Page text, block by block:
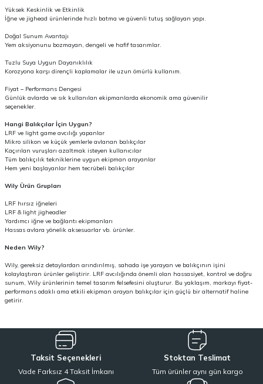
Yüksek Keskinlik ve Etkinlik
İğne ve jighead ürünlerinde hızlı batma ve güvenli tutuş sağlayan yapı.
Doğal Sunum Avantajı
Yem aksiyonunu bozmayan, dengeli ve hafif tasarımlar.
Tuzlu Suya Uygun Dayanıklılık
Korozyona karşı dirençli kaplamalar ile uzun ömürlü kullanım.
Fiyat – Performans Dengesi
Günlük avlarda ve sık kullanılan ekipmanlarda ekonomik ama güvenilir
seçenekler.
Hangi Balıkçılar İçin Uygun?
LRF ve light game avcılığı yapanlar
Mikro silikon ve küçük yemlerle avlanan balıkçılar
Kaçırılan vuruşları azaltmak isteyen kullanıcılar
Tüm balıkçılık tekniklerine uygun ekipman arayanlar
Hem yeni başlayanlar hem tecrübeli balıkçılar
Wily Ürün Grupları
LRF hırsız iğneleri
LRF & light jigheadler
Yardımcı iğne ve bağlantı ekipmanları
Hassas avlara yönelik aksesuarlar vb. ürünler.
Neden Wily?
Wily, gereksiz detaylardan arındırılmış, sahada işe yarayan ve balıkçının işini
kolaylaştıran ürünler geliştirir. LRF avcılığında önemli olan hassasiyet, kontrol ve doğru
sunum, Wily ürünlerinin temel tasarım felsefesini oluşturur. Bu yaklaşım, markayı fiyat-
performans odaklı ama etkili ekipman arayan balıkçılar için güçlü bir alternatif haline
getirir.
Taksit Seçenekleri
Vade Farksız 4 Taksit İmkanı
Stoktan Teslimat
Tüm ürünler aynı gün kargo